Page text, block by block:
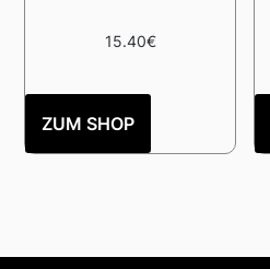
15.40€
ZUM SHOP